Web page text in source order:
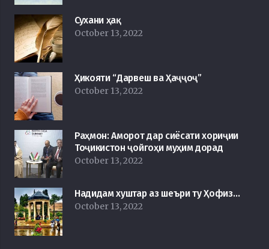
Сухани ҳақ
October 13, 2022
Ҳикояти “Дарвеш ва Ҳаҷҷоҷ”
October 13, 2022
Раҳмон: Аморот дар сиёсати хориҷии
Тоҷикистон ҷойгоҳи муҳим дорад
October 13, 2022
Надидам хуштар аз шеъри ту Ҳофиз…
October 13, 2022